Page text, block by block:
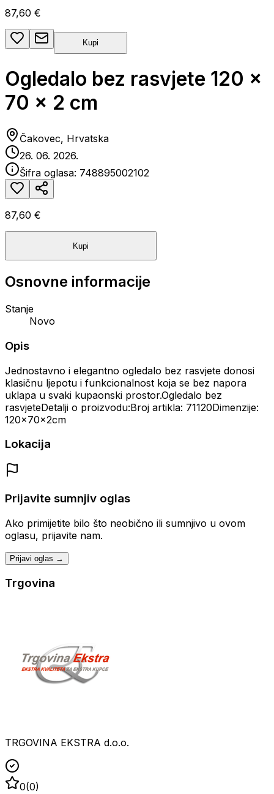
87,60 €
Kupi
Ogledalo bez rasvjete 120 x
70 x 2 cm
Čakovec, Hrvatska
26. 06. 2026.
Šifra oglasa: 748895002102
87,60 €
Kupi
Osnovne informacije
Stanje
Novo
Opis
Jednostavno i elegantno ogledalo bez rasvjete donosi
klasičnu ljepotu i funkcionalnost koja se bez napora
uklapa u svaki kupaonski prostor.Ogledalo bez
rasvjeteDetalji o proizvodu:Broj artikla: 71120Dimenzije:
120x70x2cm
Lokacija
Prijavite sumnjiv oglas
Ako primijetite bilo što neobično ili sumnjivo u ovom
oglasu, prijavite nam.
Prijavi oglas →
Trgovina
TRGOVINA EKSTRA d.o.o.
0(0)